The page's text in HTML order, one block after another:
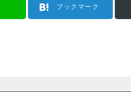
ブックマーク